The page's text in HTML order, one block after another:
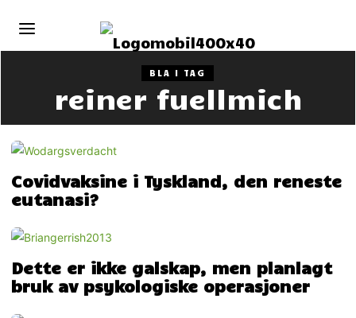
BLA I TAG
reiner fuellmich
Covidvaksine i Tyskland, den reneste
eutanasi?
Dette er ikke galskap, men planlagt
bruk av psykologiske operasjoner